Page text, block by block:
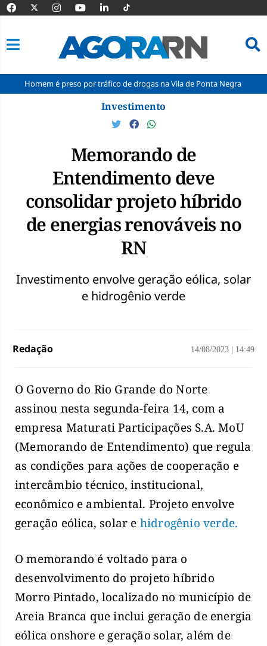
é preso por tráfico de drogas na Vila de Ponta Negra STF pode
Investimento
Memorando de
Entendimento deve
consolidar projeto híbrido
de energias renováveis no
RN
Investimento envolve geração eólica, solar
e hidrogênio verde
Redação 14/08/2023 14:49
O Governo do Rio Grande do Norte
assinou nesta segunda-feira 14, com a
empresa Maturati Participações S.A. MoU
(Memorando de Entendimento) que regula
as condições para ações de cooperação e
intercâmbio técnico, institucional,
econômico e ambiental. Projeto envolve
geração eólica, solar e hidrogênio verde.
O memorando é voltado para o
desenvolvimento do projeto híbrido
Morro Pintado, localizado no município de
Areia Branca que inclui geração de energia
eólica onshore e geração solar, além de